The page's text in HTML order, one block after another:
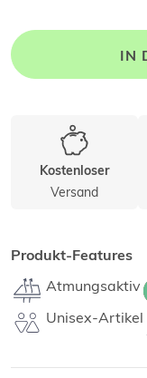
IN
Kostenloser
Versand
Produkt-Features
Atmungsaktiv
Unisex-Artikel